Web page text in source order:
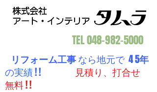
TEL048-982-5000
リフォーム工事なら地元で 4 5年
の実績 ! !
見積り、打合せ
無料 ! !